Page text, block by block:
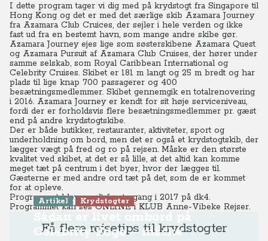
I dette program tager vi dig med på krydstogt fra Singapore til
Hong Kong og det er med det særlige skib Azamara Journey
fra Azamara Club Cruices, der sejler i hele verden og ikke
fast ud fra en bestemt havn, som mange andre skibe gør.
Azamara Journey ejes lige som søsterskibene Azamara Quest
og Azamara Pursuit af Azamara Club Cruises, der hører under
samme selskab, som Royal Caribbean International og
Celebrity Cruises. Skibet er 181 m langt og 25 m bredt og har
plads til lige knap 700 passagerer og 400
besætningsmedlemmer. Skibet gennemgik en totalrenovering
i 2016. Azamara Journey er kendt for sit høje serviceniveau,
fordi der er forholdsvis flere besætningsmedlemmer pr. gæst
end på andre krydstogtskibe.
Der er både butikker, restauranter, aktiviteter, sport og
underholdning om bord, men det er også et krydstogtskib, der
lægger vægt på fred og ro på rejsen. Måske er den største
kvalitet ved skibet, at det er så lille, at det altid kan komme
meget tæt på centrum i det byer, hvor der lægges til.
Gæsterne er med andre ord tæt på det, som de er kommet
for at opleve.
Programmet blev sendt første gang i 2017 på dk4.
Programmet kan ses ONLINEi KLUB Anne-Vibeke Rejser.
Få flere rejsetips til krydstogter
Artikel Krydstogter
Celebrity Edge – måske